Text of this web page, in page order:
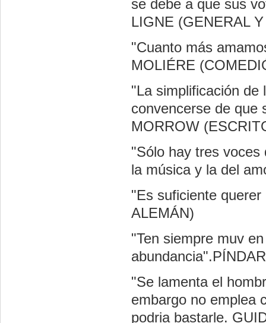
se debe a que sus
LIGNE (GENERAL
"Cuanto más
MOLIÉRE
"La simplificación de
convencerse de que
MORROW
"Sólo hay tres voces
la música y la del
"Es suficiente
ALEMÁN)
"Ten siempre muv
"Se lamenta el
embargo no emplea
podria bastarle.